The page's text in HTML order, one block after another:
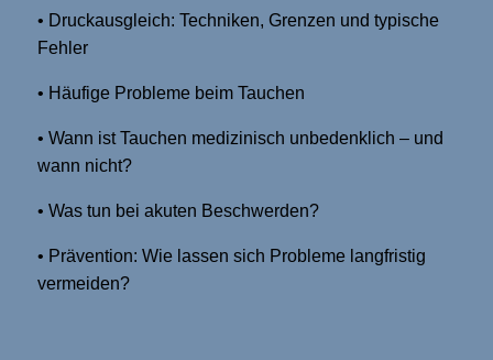
• Druckausgleich: Techniken, Grenzen und typische
Fehler
• Häufige Probleme beim Tauchen
• Wann ist Tauchen medizinisch unbedenklich – und
wann nicht?
• Was tun bei akuten Beschwerden?
• Prävention: Wie lassen sich Probleme langfristig
vermeiden?